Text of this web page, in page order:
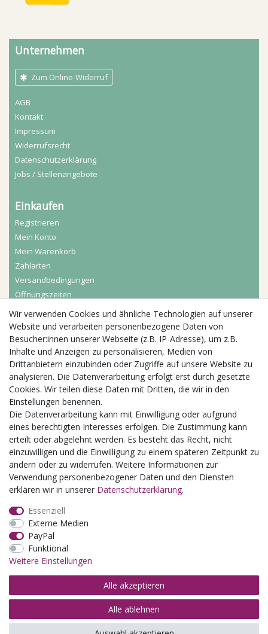
Unternehmen
Zum Online-Widerruf
AGB
Kontakt
Impressum
Widerrufs­recht
Daten­schutz­erklärung
Jobs / Stellenangebote
Einkaufen
Registrieren
Mein Konto
Mein Warenkorb
Zahlarten
Versandbedingungen
Öffnungszeiten
Aktuelles
Busgruppen
Kindergeburtstage
Kindergartenausflug
Schulklassenausflug
Zwillingsrabatt
© Copyright 2026 | Alle Rechte vorbehalten.
Wir verwenden Cookies und ähnliche Technologien auf unserer
Website und verarbeiten personenbezogene Daten von
Besucher:innen unserer Webseite (z.B. IP-Adresse), um z.B.
Inhalte und Anzeigen zu personalisieren, Medien von
Drittanbietern einzubinden oder Zugriffe auf unsere Website zu
analysieren. Die Datenverarbeitung erfolgt erst durch gesetzte
Cookies. Wir teilen diese Daten mit Dritten, die wir in den
Einstellungen benennen.
Die Datenverarbeitung kann mit Einwilligung oder aufgrund
eines berechtigten Interesses erfolgen. Die Zustimmung kann
erteilt oder abgelehnt werden. Es besteht das Recht, nicht
einzuwilligen und die Einwilligung zu einem späteren Zeitpunkt zu
ändern oder zu widerrufen. Weitere Informationen zur
Verwendung personenbezogener Daten und den Diensten
erklären wir in unserer Daten­schutz­erklärung.
Essenziell
Externe Medien
PayPal
Funktional
Weitere Einstellungen
Alle akzeptieren
Alle ablehnen